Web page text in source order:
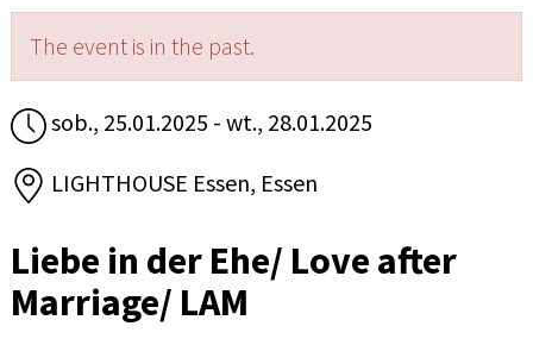
The event is in the past.
sob., 25.01.2025 - wt., 28.01.2025
LIGHTHOUSE Essen, Essen
Liebe in der Ehe/ Love after
Marriage/ LAM